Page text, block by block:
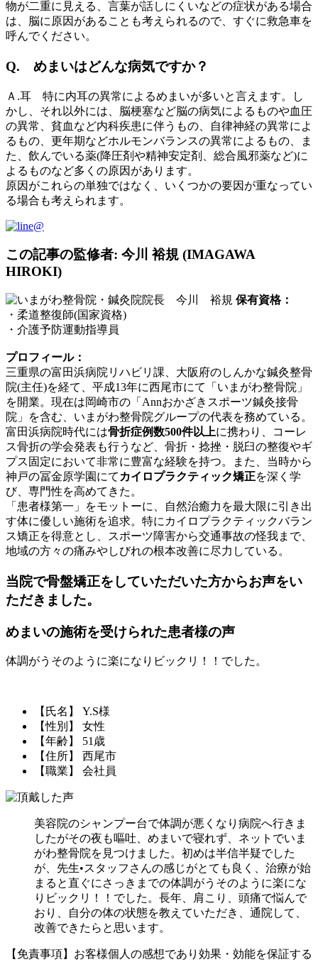
物が二重に見える、言葉が話しにくいなどの症状がある場合
は、脳に原因があることも考えられるので、すぐに救急車を
呼んでください。
Q. めまいはどんな病気ですか？
Ａ.耳 特に内耳の異常によるめまいが多いと言えます。し
かし、それ以外には、脳梗塞など脳の病気によるものや血圧
の異常、貧血など内科疾患に伴うもの、自律神経の異常によ
るもの、更年期などホルモンバランスの異常によるもの、ま
た、飲んでいる薬(降圧剤や精神安定剤、総合風邪薬など)に
よるものなど多くの原因があります。
原因がこれらの単独ではなく、いくつかの要因が重なってい
る場合も考えられます。
この記事の監修者: 今川 裕規 (IMAGAWA
HIROKI)
保有資格：
・柔道整復師(国家資格)
・介護予防運動指導員
プロフィール：
三重県の富田浜病院リハビリ課、大阪府のしんかな鍼灸整骨
院(主任)を経て、平成13年に西尾市にて「いまがわ整骨院」
を開業。現在は岡崎市の「Annおかざきスポーツ鍼灸接骨
院」を含む、いまがわ整骨院グループの代表を務めている。
富田浜病院時代には骨折症例数500件以上に携わり、コーレ
ス骨折の学会発表も行うなど、骨折・捻挫・脱臼の整復やギ
プス固定において非常に豊富な経験を持つ。また、当時から
神戸の冨金原学園にて カイロプラクティック矯正を深く学
び、専門性を高めてきた。
「患者様第一」をモットーに、自然治癒力を最大限に引き出
す体に優しい施術を追求。特にカイロプラクティックバラン
ス矯正を得意とし、スポーツ障害から交通事故の怪我まで、
地域の方々の痛みやしびれの根本改善に尽力している。
当院で骨盤矯正をしていただいた方からお声をい
ただきました。
めまいの施術を受けられた患者様の声
体調がうそのように楽になりビックリ！！でした。
【氏名】 Y.S様
【性別】 女性
【年齢】 51歳
【住所】 西尾市
【職業】 会社員
美容院のシャンプー台で体調が悪くなり病院へ行きま
したがその夜も嘔吐、めまいで寝れず、ネットでいま
がわ整骨院を見つけました。初めは半信半疑でした
が、先生•スタッフさんの感じがとても良く、治療が始
まると直ぐにさっきまでの体調がうそのように楽にな
りビックリ！！でした。長年、肩こり、頭痛で悩んで
おり、自分の体の状態を教えていただき、通院して、
改善できたらと思います。
【免責事項】お客様個人の感想であり効果・効能を保証する